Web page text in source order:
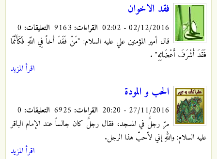
فقد الاخوان
02/12/2016 - 02:02 القراءات: التعليقات:
قال أمير المؤمنين علي عليه السلام: "مَنْ فَقَدَ أَخاً فِي اللَّهِ فَكَأَنَّمَا
فَقَدَ أَشْرَفَ أَعْضَائِهِ" .
اقرأ المزيد
الحب و المودة
27/11/2016 - 20:20 القراءات: التعليقات:
مرّ رجلٌ في المسجد، فقال رجلٌ كان جالساً عند الإمام الباقر
عليه السلام: واللهِ إني لأحبّ هذا الرجل.
اقرأ المزيد